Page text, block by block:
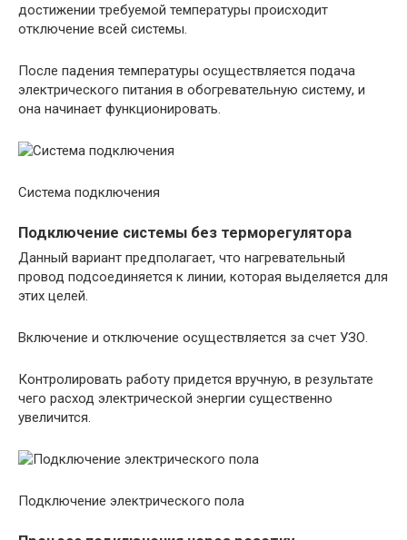
достижении требуемой температуры происходит
отключение всей системы.
После падения температуры осуществляется подача
электрического питания в обогревательную систему, и
она начинает функционировать.
Система подключения
Подключение системы без терморегулятора
Данный вариант предполагает, что нагревательный
провод подсоединяется к линии, которая выделяется для
этих целей.
Включение и отключение осуществляется за счет УЗО.
Контролировать работу придется вручную, в результате
чего расход электрической энергии существенно
увеличится.
Подключение электрического пола